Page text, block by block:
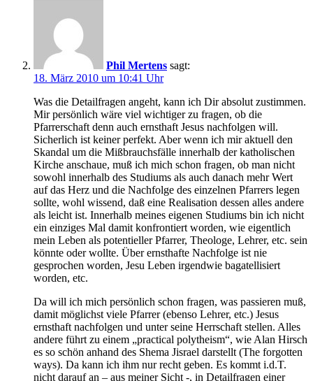
Phil Mertens sagt:
18. März 2010 um 10:41 Uhr
Was die Detailfragen angeht, kann ich Dir absolut zustimmen.
Mir persönlich wäre viel wichtiger zu fragen, ob die
Pfarrerschaft denn auch ernsthaft Jesus nachfolgen will.
Sicherlich ist keiner perfekt. Aber wenn ich mir aktuell den
Skandal um die Mißbrauchsfälle innerhalb der katholischen
Kirche anschaue, muß ich mich schon fragen, ob man nicht
sowohl innerhalb des Studiums als auch danach mehr Wert
auf das Herz und die Nachfolge des einzelnen Pfarrers legen
sollte, wohl wissend, daß eine Realisation dessen alles andere
als leicht ist. Innerhalb meines eigenen Studiums bin ich nicht
ein einziges Mal damit konfrontiert worden, wie eigentlich
mein Leben als potentieller Pfarrer, Theologe, Lehrer, etc. sein
könnte oder wollte. Über ernsthafte Nachfolge ist nie
gesprochen worden, Jesu Leben irgendwie bagatellisiert
worden, etc.
Da will ich mich persönlich schon fragen, was passieren muß,
damit möglichst viele Pfarrer (ebenso Lehrer, etc.) Jesus
ernsthaft nachfolgen und unter seine Herrschaft stellen. Alles
andere führt zu einem „practical polytheism“, wie Alan Hirsch
es so schön anhand des Shema Jisrael darstellt (The forgotten
ways). Da kann ich ihm nur recht geben. Es kommt i.d.T.
nicht darauf an – aus meiner Sicht -, in Detailfragen einer